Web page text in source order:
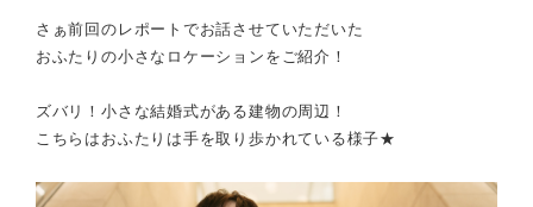
さぁ前回のレポートでお話させていただいた
おふたりの小さなロケーションをご紹介！
ズバリ！小さな結婚式がある建物の周辺！
こちらはおふたりは手を取り歩かれている様子★